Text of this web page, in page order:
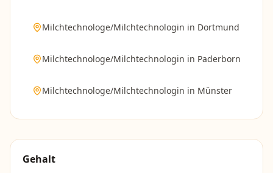
Milchtechnologe/Milchtechnologin in Dortmund
Milchtechnologe/Milchtechnologin in Paderborn
Milchtechnologe/Milchtechnologin in Münster
Gehalt